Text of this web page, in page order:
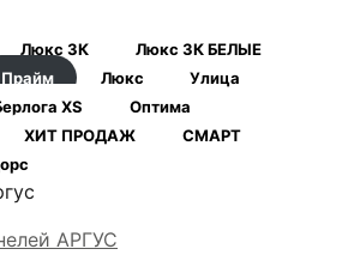
Люкс 3К
Люкс 3К БЕЛЫЕ
Прайм Люкс
Улица
XS
Оптима
ХИТ ПРОДАЖ
СМАРТ